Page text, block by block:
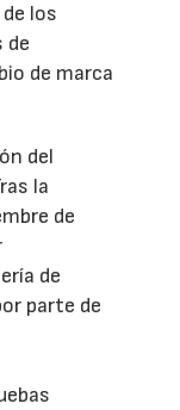
los
de
de marca
del
la
de
de
parte de